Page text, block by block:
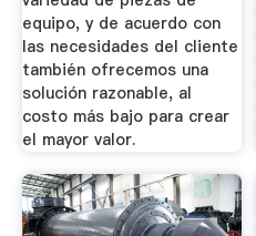
equipo, y de acuerdo con
las necesidades del cliente
también ofrecemos una
solución razonable, al
costo más bajo para crear
el mayor valor.